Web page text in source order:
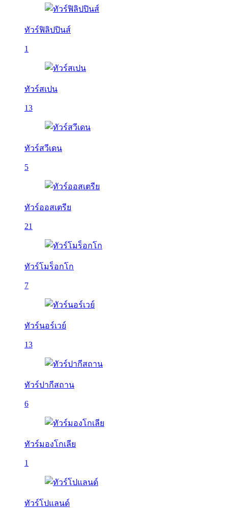
ทัวร์ฟิลิปปินส์
1
ทัวร์สเปน
13
ทัวร์สวีเดน
5
ทัวร์ออสเตรีย
21
ทัวร์โมร็อกโก
7
ทัวร์นอร์เวย์
13
ทัวร์ปากีสถาน
6
ทัวร์มองโกเลีย
1
ทัวร์โปแลนด์